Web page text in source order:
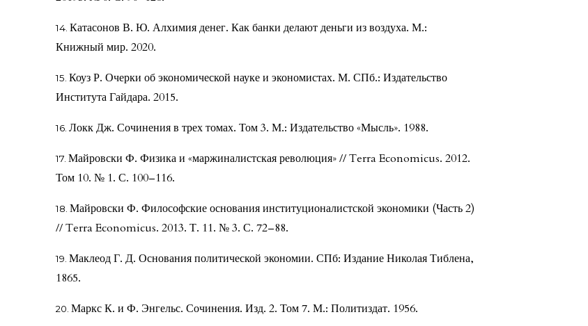
Катасонов В. Ю. Алхимия денег. Как банки делают деньги из воздуха. М.:
Книжный мир. 2020.
Коуз Р. Очерки об экономической науке и экономистах. М. СПб.: Издательство
Института Гайдара. 2015.
Локк Дж. Сочинения в трех томах. Том 3. М.: Издательство «Мысль». 1988.
Майровски Ф. Физика и «маржиналистская революция» // Terra Economicus. 2012.
Том 10. № 1. С. 100–116.
Майровски Ф. Философские основания институционалистской экономики (Часть 2)
// Terra Economicus. 2013. Т. 11. № 3. С. 72–88.
Маклеод Г. Д. Основания политической экономии. СПб: Издание Николая Тиблена,
1865.
Маркс К. и Ф. Энгельс. Сочинения. Изд. 2. Том 7. М.: Политиздат. 1956.